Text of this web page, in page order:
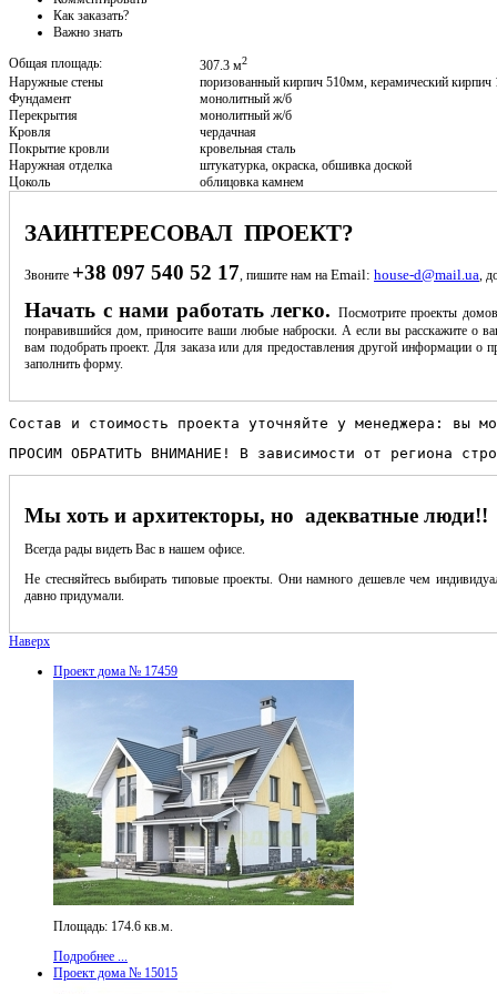
Как заказать?
Важно знать
Общая площадь:
307.3 м2
Наружные стены
поризованный кирпич 510мм, керамический
Фундамент
монолитный ж/б
Перекрытия
монолитный ж/б
Кровля
чердачная
Покрытие кровли
кровельная сталь
Наружная отделка
штукатурка, окраска, обшивка доской
Цоколь
облицовка камнем
ЗАИНТЕРЕСОВАЛ ПРОЕКТ?
Звоните +38 097 540 52 17 , пишите нам на Email: house-d@mail.ua ,
Начать с нами работать легко. Посмотрите проекты
понравившийся дом, приносите ваши любые наброски. А если вы расскажите о
вам подобрать проект. Для заказа или для предоставления другой информации о
заполнить форму.
Состав и стоимость проекта уточняйте у менеджера:
ПРОСИМ ОБРАТИТЬ ВНИМАНИЕ! В зависимости от региона
Мы хоть и архитекторы, но адекватные люди!!
Всегда рады видеть Вас в нашем офисе.
Не стесняйтесь выбирать типовые проекты. Они намного дешевле чем
давно придумали.
Наверх
Проект дома № 17459
Площадь: 174.6 кв.м.
Подробнее ...
Проект дома № 15015